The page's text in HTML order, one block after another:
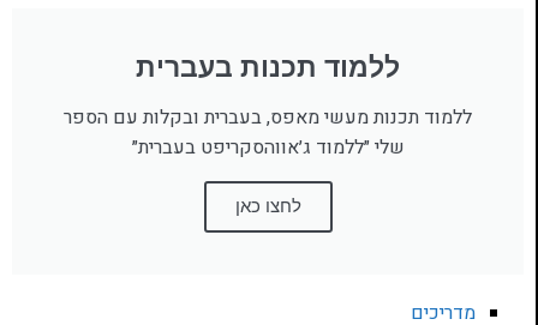
ללמוד תכנות בעברית
ללמוד תכנות מעשי מאפס, בעברית ובקלות עם הספר
שלי ״ללמוד ג׳אווהסקריפט בעברית״
לחצו כאן
מדריכים